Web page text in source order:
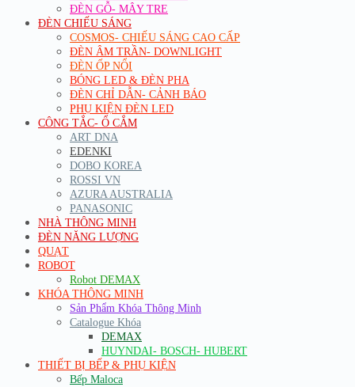
ĐÈN GỖ- MÂY TRE
ĐÈN CHIẾU SÁNG
COSMOS- CHIẾU SÁNG CAO CẤP
ĐÈN ÂM TRẦN- DOWNLIGHT
ĐÈN ỐP NỔI
BÓNG LED & ĐÈN PHA
ĐÈN CHỈ DẪN- CẢNH BÁO
PHỤ KIỆN ĐÈN LED
CÔNG TẮC- Ổ CẮM
ART DNA
EDENKI
DOBO KOREA
ROSSI VN
AZURA AUSTRALIA
PANASONIC
NHÀ THÔNG MINH
ĐÈN NĂNG LƯỢNG
QUẠT
ROBOT
Robot DEMAX
KHÓA THÔNG MINH
Sản Phẩm Khóa Thông Minh
Catalogue Khóa
DEMAX
HUYNDAI- BOSCH- HUBERT
THIẾT BỊ BẾP & PHỤ KIỆN
Bếp Maloca